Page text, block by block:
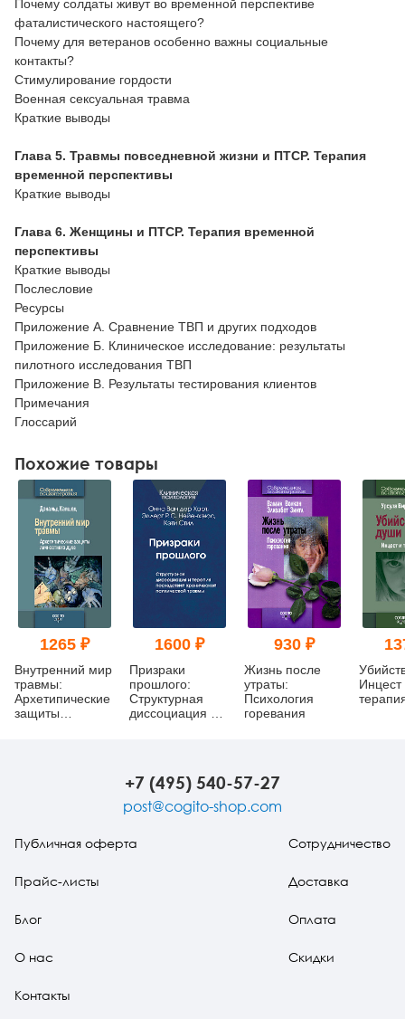
Почему солдаты живут во временной перспективе
фаталистического настоящего?
Почему для ветеранов особенно важны социальные
контакты?
Стимулирование гордости
Военная сексуальная травма
Краткие выводы
Глава 5. Травмы повседневной жизни и ПТСР. Терапия
временной перспективы
Краткие выводы
Глава 6. Женщины и ПТСР. Терапия временной
перспективы
Краткие выводы
Послесловие
Ресурсы
Приложение А. Сравнение ТВП и других подходов
Приложение Б. Клиническое исследование: результаты
пилотного исследования ТВП
Приложение В. Результаты тестирования клиентов
Примечания
Глоссарий
Похожие товары
1265 ₽
Внутренний мир
травмы:
Архетипические
защиты
1600 ₽
Призраки
прошлого:
Структурная
диссоциация и
травмы
930 ₽
Жизнь после
утраты:
Психология
горевания
Инцест
+7 (495) 540-57-27
post@cogito-shop.com
Публичная оферта
Прайс-листы
Блог
О нас
Контакты
Сотрудничество
Доставка
Оплата
Скидки